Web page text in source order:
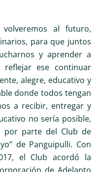
al futuro,
para que juntos
y aprender a
ese continuar
alegre, educativo y
donde todos tengan
a recibir, entregar y
no sería posible,
por parte del Club de
de Panguipulli. Con
el Club acordó la